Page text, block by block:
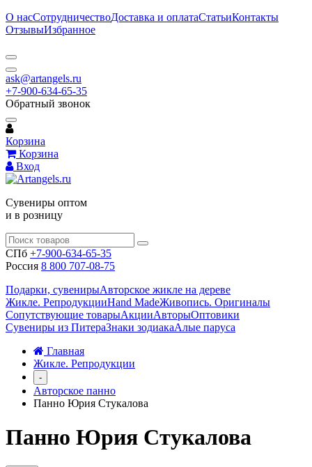
О насСотрудничествоДоставка и оплатаСтатьиКонтакты
ОтзывыИзбранное
ask@artangels.ru
+7-900-634-65-35
Обратный звонок
Корзина
Корзина
Вход
Сувениры оптом
и в розницу
СПб +7-900-634-65-35
Россия 8 800 707-08-75
Подарки, сувенирыАвторское жикле на дереве
Жикле. РепродукцииHand MadeЖивопись. Оригиналы
Сопутствующие товарыАкцииАвторыОптовики
Сувениры из ПитераЗнаки зодиакаАлые паруса
Главная
Жикле. Репродукции
-
Авторское панно
Панно Юрия Стукалова
Панно Юрия Стукалова